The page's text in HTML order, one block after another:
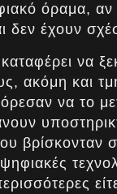
όραμα,
δεν έχουν
να
ακόμη και
να το
βρίσκονταν